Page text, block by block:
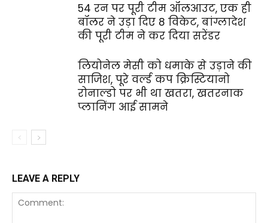
54 रन पर पूरी टीम ऑलआउट, एक ही
बॉलर ने उड़ा दिए 8 विकेट, बांग्लादेश
की पूरी टीम ने कर दिया सरेंडर
लियोनेल मेसी को धमाके से उड़ाने की
साजिश, पूरे वर्ल्ड कप क्रिस्टियानो
रोनाल्डो पर भी था खतरा, खतरनाक
प्लानिंग आई सामने
LEAVE A REPLY